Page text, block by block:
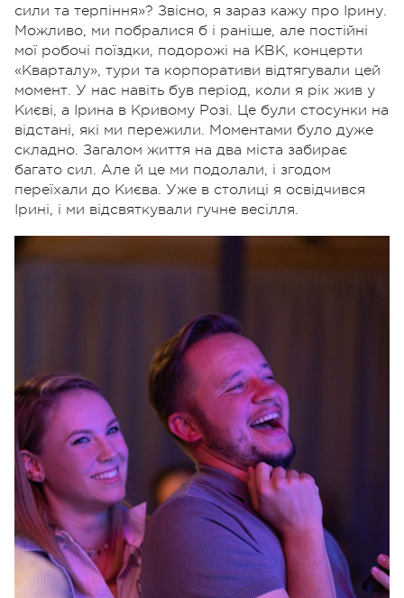
сили та терпіння»? Звісно, я зараз кажу про Ірину.
Можливо, ми побралися б і раніше, але постійні
мої робочі поїздки, подорожі на КВК, концерти
«Кварталу», тури та корпоративи відтягували цей
момент. У нас навіть був період, коли я рік жив у
Києві, а Ірина в Кривому Розі. Це були стосунки на
відстані, які ми пережили. Моментами було дуже
складно. Загалом життя на два міста забирає
багато сил. Але й це ми подолали, і згодом
переїхали до Києва. Уже в столиці я освідчився
Ірині, і ми відсвяткували гучне весілля.